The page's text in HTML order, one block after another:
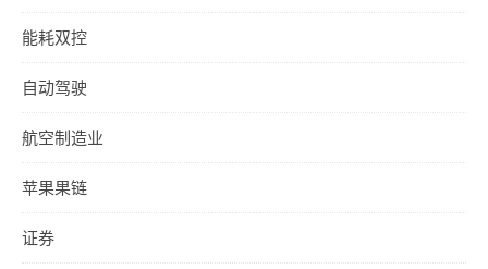
能耗双控
自动驾驶
航空制造业
苹果果链
证券